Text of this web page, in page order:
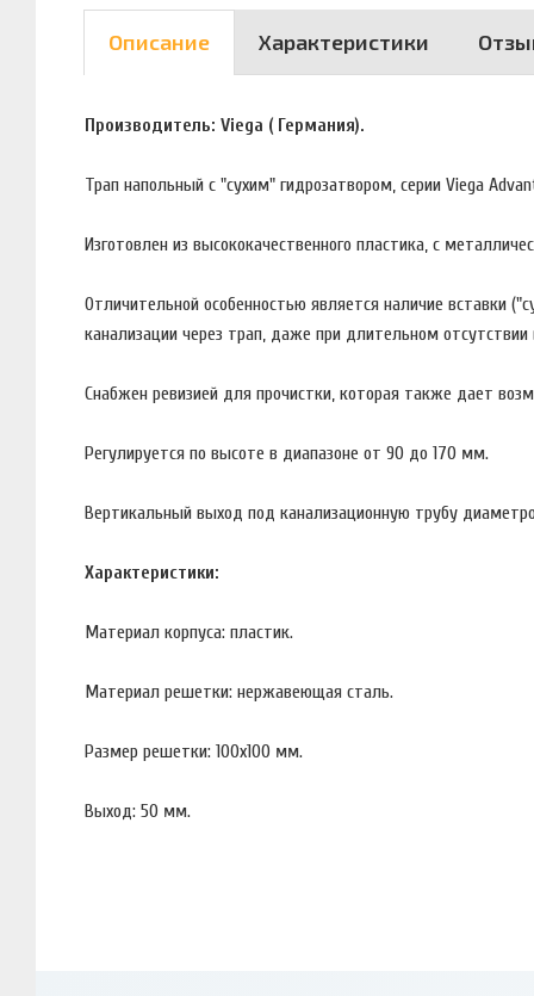
Описание Характеристики
Производитель: Viega ( Германия).
Трап напольный с "сухим" гидрозатвором, серии Viega
Изготовлен из высококачественного пластика, с
Отличительной особенностью является наличие вставки
канализации через трап, даже при длительном
Снабжен ревизией для прочистки, которая также дает
Регулируется по высоте в диапазоне от 90 до 170 мм.
Вертикальный выход под канализационную трубу
Характеристики:
Материал корпуса: пластик.
Материал решетки: нержавеющая сталь.
Размер решетки: 100х100 мм.
Выход: 50 мм.